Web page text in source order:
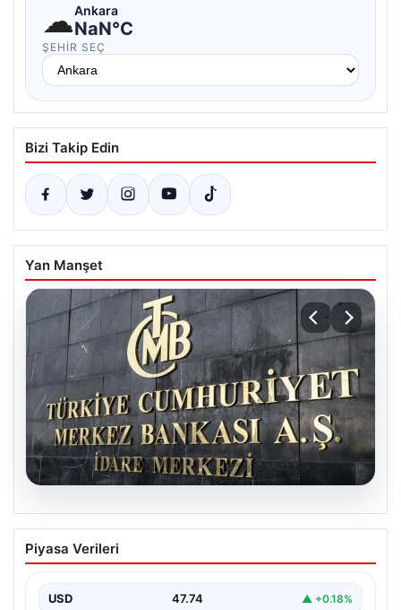
☁Ankara
NaN°C
ŞEHIR SEÇ
Bizi Takip Edin
Yan Manşet
07.08.2026
Merkez Bankası faiz kararı ne zaman?
Ekonomistlerin nisan ayı faiz beklentisi
Piyasa Verileri
USD 47.74 ▲ +0.18%